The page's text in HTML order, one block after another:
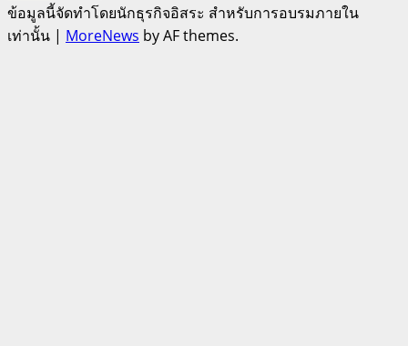
ข้อมูลนี้จัดทำโดยนักธุรกิจอิสระ สำหรับการอบรมภายใน
เท่านั้น | MoreNews by AF themes.